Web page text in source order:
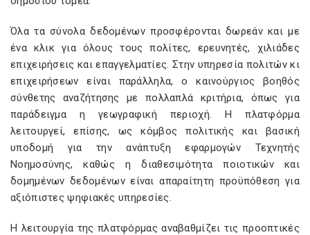
Όλα τα σύνολα δεδομένων προσφέρονται δωρεάν και με
ένα κλικ για όλους τους πολίτες, ερευνητές, χιλιάδες
επιχειρήσεις και επαγγελματίες. Στην υπηρεσία πολιτών κι
επιχειρήσεων είναι παράλληλα, ο καινούργιος βοηθός
σύνθετης αναζήτησης με πολλαπλά κριτήρια, όπως για
παράδειγμα η γεωγραφική περιοχή. Η πλατφόρμα
λειτουργεί, επίσης, ως κόμβος πολιτικής και βασική
υποδομή για την ανάπτυξη εφαρμογών Τεχνητής
Νοημοσύνης, καθώς η διαθεσιμότητα ποιοτικών και
δομημένων δεδομένων είναι απαραίτητη προϋπόθεση για
αξιόπιστες ψηφιακές υπηρεσίες.
Η λειτουργία της πλατφόρμας αναβαθμίζει τις προοπτικές